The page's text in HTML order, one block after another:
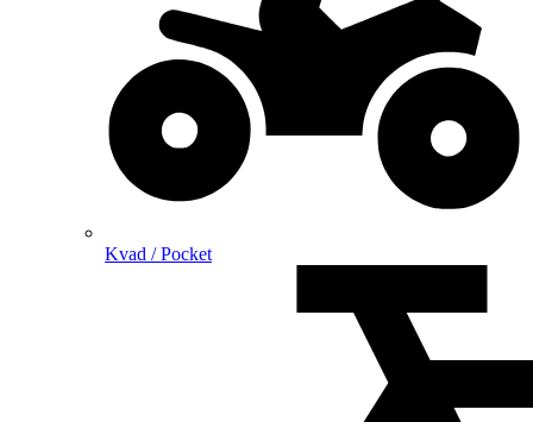
Kvad / Pocket